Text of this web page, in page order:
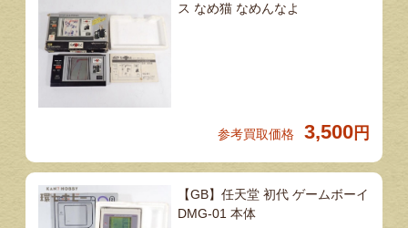
ス なめ猫 なめんなよ
参考買取価格 3,500 円
【GB】任天堂 初代 ゲームボーイ
DMG-01 本体